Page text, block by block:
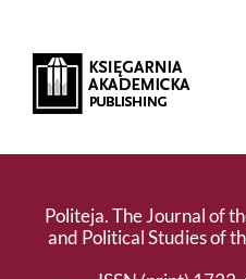
Politeja. The Journal of
and Political Studies of